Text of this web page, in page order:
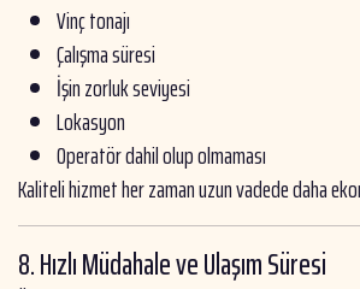
Vinç tonajı
Çalışma süresi
İşin zorluk seviyesi
Lokasyon
Operatör dahil olup olmaması
Kaliteli hizmet her zaman uzun vadede daha
8. Hızlı Müdahale ve Ulaşım Süresi